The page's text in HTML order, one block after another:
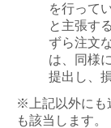
を行って
と主張す
ずら注文
は、同様
提出し、
※上記以外にも
も該当します。